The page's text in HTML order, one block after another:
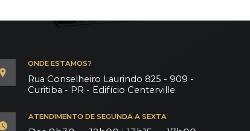
ONDE ESTAMOS?
Rua Conselheiro Laurindo 825 - 909 -
Curitiba - PR - Edifício Centerville
ATENDIMENTO DE SEGUNDA A SEXTA